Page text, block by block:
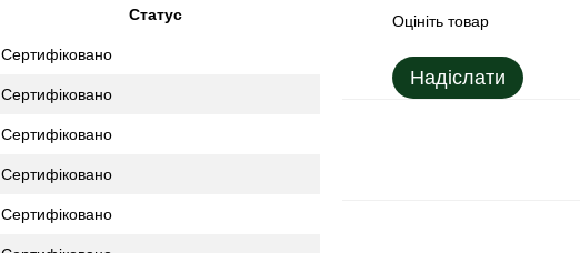
Статус
Сертифіковано
Сертифіковано
Сертифіковано
Сертифіковано
Сертифіковано
Оцініть товар
Надіслати